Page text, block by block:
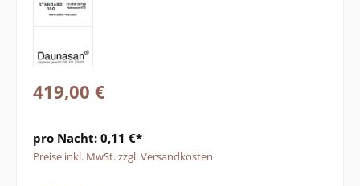
419,00 €
pro Nacht: 0,11 €*
Preise inkl. MwSt. zzgl. Versandkosten